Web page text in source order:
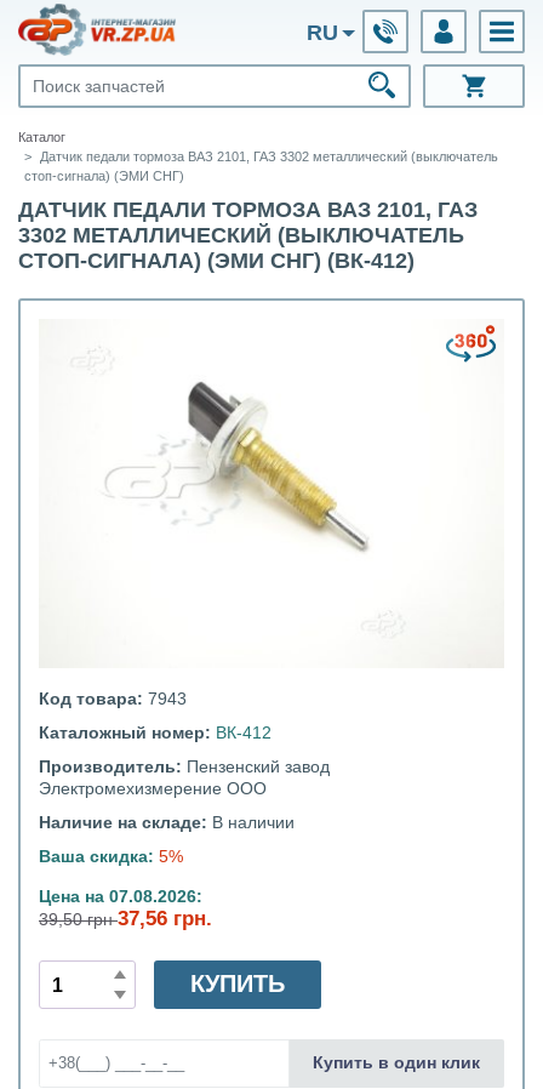
RU
Каталог
Датчик педали тормоза ВАЗ 2101, ГАЗ 3302 металлический (выключатель
стоп-сигнала) (ЭМИ СНГ)
ДАТЧИК ПЕДАЛИ ТОРМОЗА ВАЗ 2101, ГАЗ
3302 МЕТАЛЛИЧЕСКИЙ (ВЫКЛЮЧАТЕЛЬ
СТОП-СИГНАЛА) (ЭМИ СНГ) (ВК-412)
Код товара: 7943
Каталожный номер: ВК-412
Производитель: Пензенский завод
Электромехизмерение ООО
Наличие на складе: В наличии
Ваша скидка: 5%
Цена на 07.08.2026:
39,50 грн37,56 грн.
КУПИТЬ
Купить в один клик